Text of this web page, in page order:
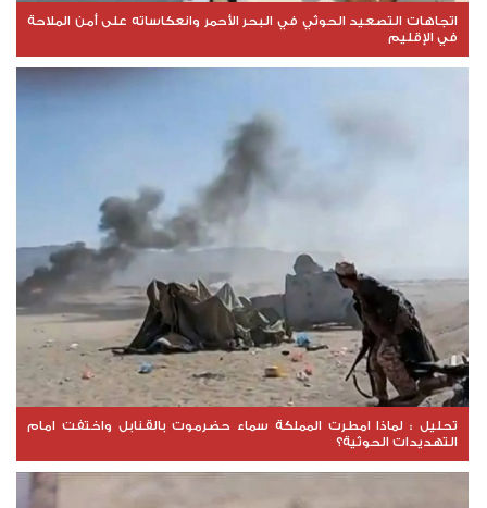
اتجاهات التصعيد الحوثي في البحر الأحمر وانعكاساته على أمن الملاحة
في الإقليم
تحليل : لماذا امطرت المملكة سماء حضرموت بالقنابل واختفت امام
التهديدات الحوثية؟